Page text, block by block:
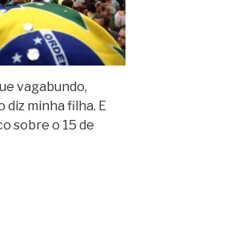
vagabundo,
minha filha. E
sobre o 15 de